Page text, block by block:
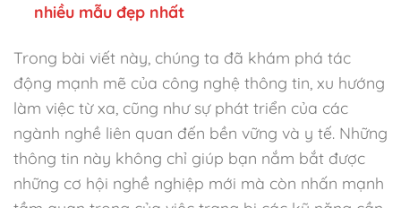
nhiều mẫu đẹp nhất
Trong bài viết này, chúng ta đã khám phá tác
động mạnh mẽ của công nghệ thông tin, xu hướng
làm việc từ xa, cũng như sự phát triển của các
ngành nghề liên quan đến bền vững và y tế. Những
thông tin này không chỉ giúp bạn nắm bắt được
những cơ hội nghề nghiệp mới mà còn nhấn mạnh